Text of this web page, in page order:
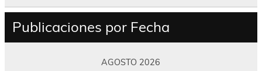
Publicaciones por Fecha
AGOSTO 2026